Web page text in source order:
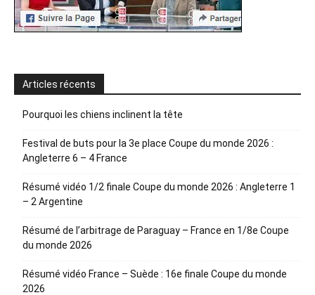
Articles récents
Pourquoi les chiens inclinent la tête
Festival de buts pour la 3e place Coupe du monde 2026 :
Angleterre 6 – 4 France
Résumé vidéo 1/2 finale Coupe du monde 2026 : Angleterre 1
– 2 Argentine
Résumé de l’arbitrage de Paraguay – France en 1/8e Coupe
du monde 2026
Résumé vidéo France – Suède : 16e finale Coupe du monde
2026